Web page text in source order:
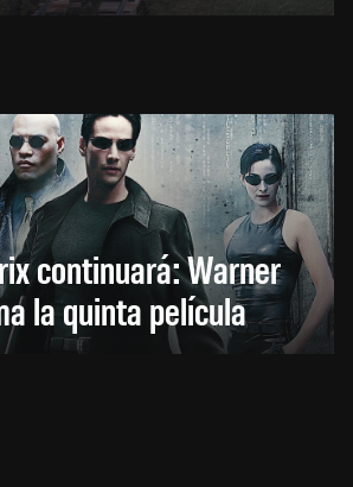
continuará: Warner
la quinta película